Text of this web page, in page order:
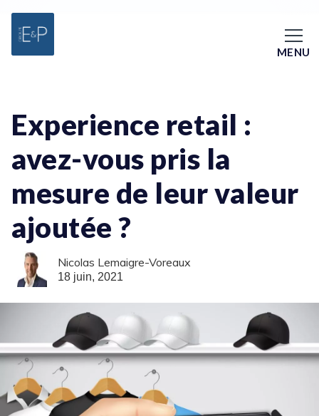
MENU
Experience retail :
avez-vous pris la
mesure de leur valeur
ajoutée ?
Nicolas Lemaigre-Voreaux
18 juin, 2021